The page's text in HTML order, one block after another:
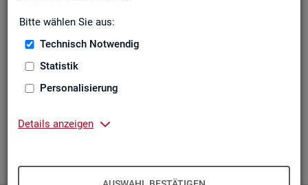
Bitte wählen Sie aus:
Technisch Notwendig
Statistik
Personalisierung
Details anzeigen
ak­tu­el­le Be­rich­te, wie z. B. den Mo­nats­be­richt und den BA-
neue Ver­öf­fent­li­chun­gen,
Son­der­be­rich­te,
an­de­re Neu­ig­kei­ten aus der Sta­tis­tik.
Die­ser Ser­vice ist selbst­ver­ständ­lich kos­ten­los.